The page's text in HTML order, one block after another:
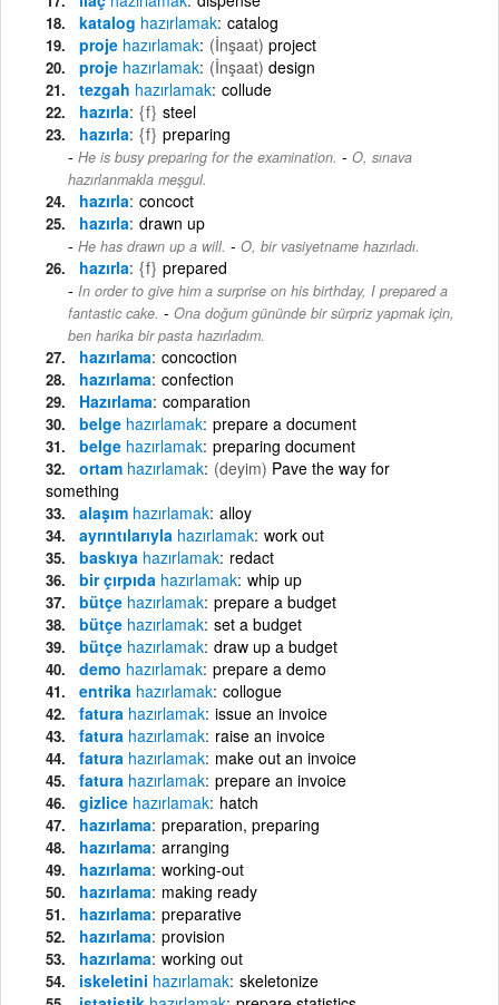
katalog hazırlamak catalog
proje hazırlamak (İnşaat) project
proje hazırlamak (İnşaat) design
tezgah hazırlamak collude
hazırla {f} steel
hazırla {f} preparing
He is busy preparing for the examination. - O, sınava
hazırlanmakla meşgul.
hazırla concoct
hazırla drawn up
He has drawn up a will. - O, bir vasiyetname hazırladı.
hazırla {f} prepared
In order to give him a surprise on his birthday, I prepared a
fantastic cake. - Ona doğum gününde bir sürpriz yapmak için,
ben harika bir pasta hazırladım.
hazırlama concoction
hazırlama confection
Hazırlama comparation
belge hazırlamak prepare a document
belge hazırlamak preparing document
ortam hazırlamak (deyim) Pave the way for
something
alaşım hazırlamak alloy
ayrıntılarıyla hazırlamak work out
baskıya hazırlamak redact
bir çırpıda hazırlamak whip up
bütçe hazırlamak prepare a budget
bütçe hazırlamak set a budget
bütçe hazırlamak draw up a budget
demo hazırlamak prepare a demo
entrika hazırlamak collogue
fatura hazırlamak issue an invoice
fatura hazırlamak raise an invoice
fatura hazırlamak make out an invoice
fatura hazırlamak prepare an invoice
gizlice hazırlamak hatch
hazırlama preparation, preparing
hazırlama arranging
hazırlama working-out
hazırlama making ready
hazırlama preparative
hazırlama provision
hazırlama working out
iskeletini hazırlamak skeletonize